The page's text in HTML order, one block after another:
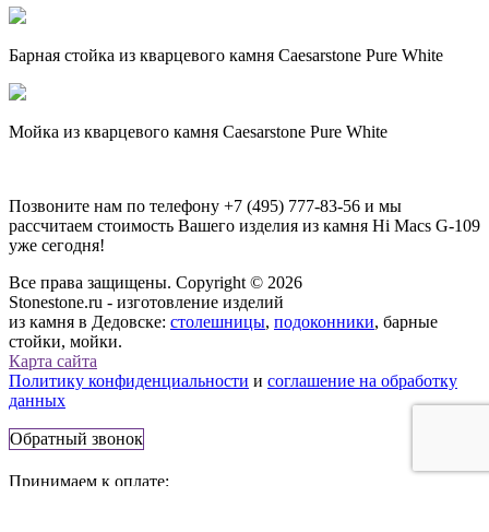
Барная стойка из кварцевого камня Caesarstone Pure White
Мойка из кварцевого камня Caesarstone Pure White
Позвоните нам по телефону +7 (495) 777-83-56 и мы
рассчитаем стоимость Вашего изделия из камня Hi Macs G-109
уже сегодня!
Все права защищены. Copyright © 2026
Stonestone.ru - изготовление изделий
из камня в Дедовске: столешницы, подоконники, барные
стойки, мойки.
Карта сайта
Политику конфиденциальности и соглашение на обработку
данных
Обратный звонок
Принимаем к оплате: